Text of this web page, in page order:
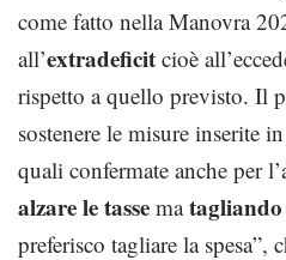
come fatto nella Manovra
all’extradeficit cioè
rispetto a quello previsto. Il
sostenere le misure inserite
quali confermate anche per
alzare le tasse matagliando
preferisco tagliare la spesa”,